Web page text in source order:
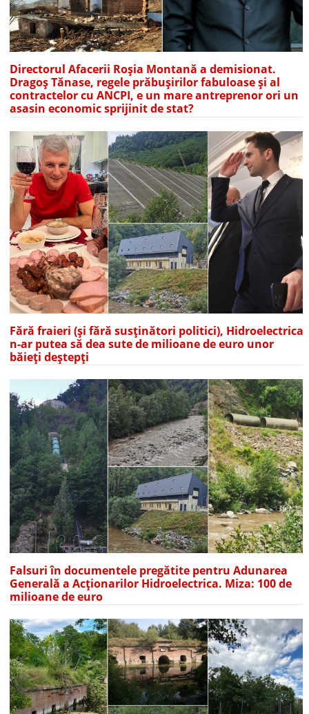
Directorul Afacerii Roșia Montană a demisionat.
Dragoș Tănase, regele prăbușirilor fabuloase și al
contractelor cu ANCPI, e un mare antreprenor ori un
asasin economic sprijinit de stat?
Fără fraieri (și fără susținători politici), Hidroelectrica
n-ar putea să dea sute de milioane de euro unor
băieți deștepți
Falsuri în documentele pregătite pentru Adunarea
Generală a Acționarilor Hidroelectrica. Miza: 100 de
milioane de euro